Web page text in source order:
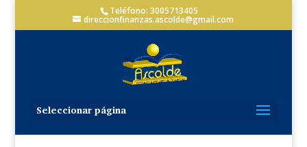
Teléfono: 3005713405
direccionfinanzas.ascolde@gmail.com
Seleccionar página